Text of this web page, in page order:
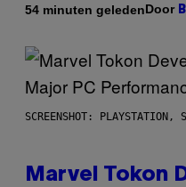
54 minuten geledenDoor
SCREENSHOT: PLAYSTATION,
Marvel Tokon